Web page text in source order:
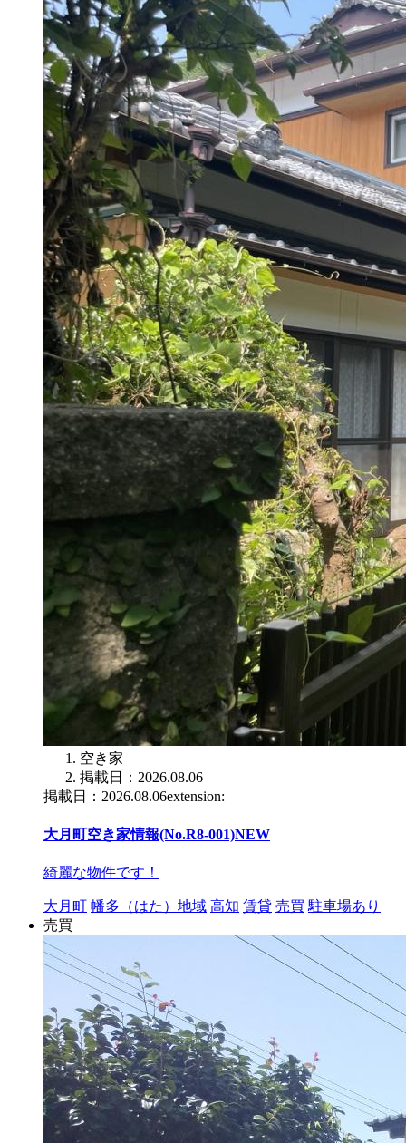
空き家
掲載日：2026.08.06
掲載日：2026.08.06extension:
大月町空き家情報(No.R8-001)NEW
綺麗な物件です！
大月町 幡多（はた）地域 高知 賃貸 売買 駐車場あり
売買